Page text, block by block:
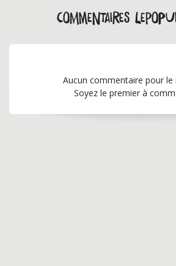
Commentaires
Aucun commentaire pour le
Soyez le premier à